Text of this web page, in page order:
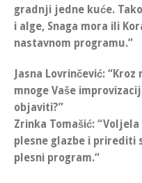
gradnji jedne kuće.
i alge, Snaga mora ili
nastavnom programu.”
Jasna Lovrinčević: “Kroz
mnoge Vaše
objaviti?”
Zrinka Tomašić: “Voljela
plesne glazbe i prirediti
plesni program.“